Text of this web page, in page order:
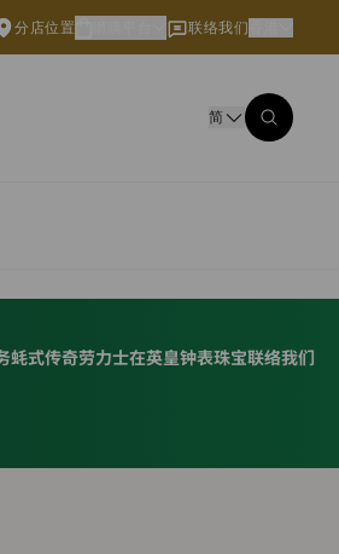
分店位置 联络我们
简
蚝式传奇劳力士在英皇钟表珠宝联络我们